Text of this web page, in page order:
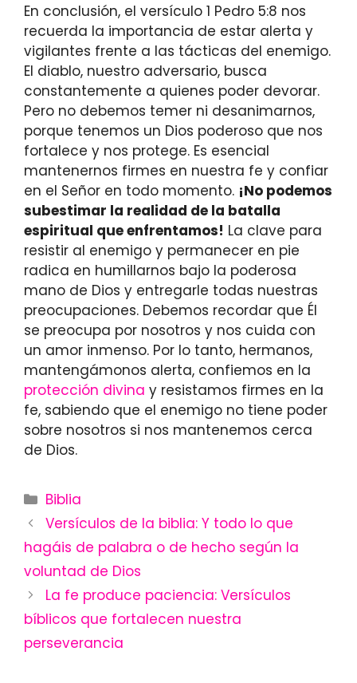
En conclusión, el versículo 1 Pedro 5:8 nos
recuerda la importancia de estar alerta y
vigilantes frente a las tácticas del enemigo.
El diablo, nuestro adversario, busca
constantemente a quienes poder devorar.
Pero no debemos temer ni desanimarnos,
porque tenemos un Dios poderoso que nos
fortalece y nos protege. Es esencial
mantenernos firmes en nuestra fe y confiar
en el Señor en todo momento. ¡No podemos
subestimar la realidad de la batalla
espiritual que enfrentamos! La clave para
resistir al enemigo y permanecer en pie
radica en humillarnos bajo la poderosa
mano de Dios y entregarle todas nuestras
preocupaciones. Debemos recordar que Él
se preocupa por nosotros y nos cuida con
un amor inmenso. Por lo tanto, hermanos,
mantengámonos alerta, confiemos en la
protección divina y resistamos firmes en la
fe, sabiendo que el enemigo no tiene poder
sobre nosotros si nos mantenemos cerca
de Dios.
Categories
Biblia
Versículos de la biblia: Y todo lo que
hagáis de palabra o de hecho según la
voluntad de Dios
La fe produce paciencia: Versículos
bíblicos que fortalecen nuestra
perseverancia